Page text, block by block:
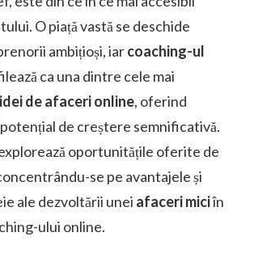
O piață vastă se deschide
ambițioși, iarcoaching-ul
ca una dintre cele mai
idei de afaceri online, oferind
de creștere semnificativă.
oportunitățile oferite de
se pe avantajele și
ale dezvoltării unei afaceri miciîn
ului online.